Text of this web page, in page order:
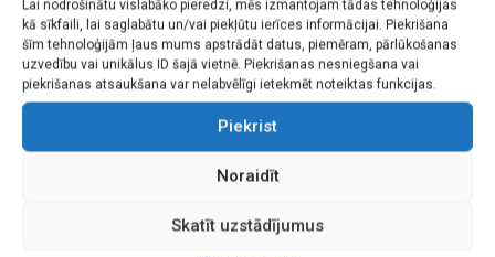
Lai nodrošinātu vislabāko pieredzi, mēs izmantojam tādas tehnoloģijas
kā sīkfaili, lai saglabātu un/vai piekļūtu ierīces informācijai. Piekrišana
šīm tehnoloģijām ļaus mums apstrādāt datus, piemēram, pārlūkošanas
uzvedību vai unikālus ID šajā vietnē. Piekrišanas nesniegšana vai
piekrišanas atsaukšana var nelabvēlīgi ietekmēt noteiktas funkcijas.
Piekrist
Noraidīt
Skatīt uzstādījumus